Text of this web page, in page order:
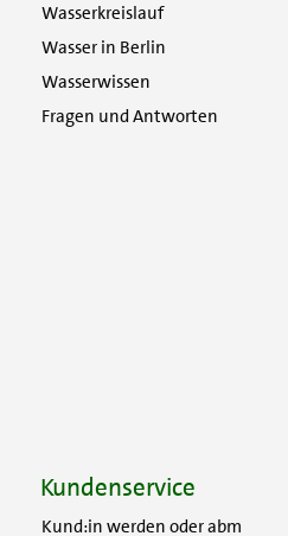
Wasserkreislauf
Wasser in Berlin
Wasserwissen
Fragen und Antworten
Kundenservice
Kund:in werden oder abm